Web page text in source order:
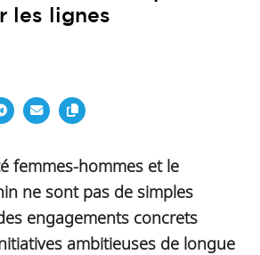
les lignes
femmes-hommes et le
ne sont pas de simples
engagements concrets
ambitieuses de longue